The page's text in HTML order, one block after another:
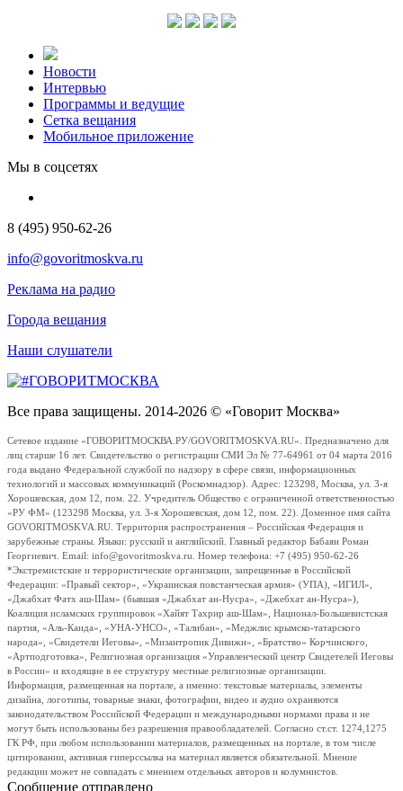
Новости
Интервью
Программы и ведущие
Сетка вещания
Мобильное приложение
Мы в соцсетях
8 (495) 950-62-26
info@govoritmoskva.ru
Реклама на радио
Города вещания
Наши слушатели
Все права защищены. 2014-2026 © «Говорит Москва»
Сетевое издание «ГОВОРИТМОСКВА.РУ/GOVORITMOSKVA.RU». Предназначено для
лиц старше 16 лет. Свидетельство о регистрации СМИ Эл № 77-64961 от 04 марта 2016
года выдано Федеральной службой по надзору в сфере связи, информационных
технологий и массовых коммуникаций (Роскомнадзор). Адрес: 123298, Москва, ул. 3-я
Хорошевская, дом 12, пом. 22. Учредитель Общество с ограниченной ответственностью
«РУ ФМ» (123298 Москва, ул. 3-я Хорошевская, дом 12, пом. 22). Доменное имя сайта
GOVORITMOSKVA.RU. Территория распространения – Российская Федерация и
зарубежные страны. Языки: русский и английский. Главный редактор Бабаян Роман
Георгиевич. Email: info@govoritmoskva.ru. Номер телефона: +7 (495) 950-62-26
*Экстремистские и террористические организации, запрещенные в Российской
Федерации: «Правый сектор», «Украинская повстанческая армия» (УПА), «ИГИЛ»,
«Джабхат Фатх аш-Шам» (бывшая «Джабхат ан-Нусра», «Джебхат ан-Нусра»),
Коалиция исламских группировок «Хайят Тахрир аш-Шам», Национал-Большевистская
партия, «Аль-Каида», «УНА-УНСО», «Талибан», «Меджлис крымско-татарского
народа», «Свидетели Иеговы», «Мизантропик Дивижн», «Братство» Корчинского,
«Артподготовка», Религиозная организация «Управленческий центр Свидетелей Иеговы
в России» и входящие в ее структуру местные религиозные организации.
Информация, размещенная на портале, а именно: текстовые материалы, элементы
дизайна, логотипы, товарные знаки, фотографии, видео и аудио охраняются
законодательством Российской Федерации и международными нормами права и не
могут быть использованы без разрешения правообладателей. Согласно ст.ст. 1274,1275
ГК РФ, при любом использовании материалов, размещенных на портале, в том числе
цитировании, активная гиперссылка на материал является обязательной. Мнение
редакции может не совпадать с мнением отдельных авторов и колумнистов.
Сообщение отправлено